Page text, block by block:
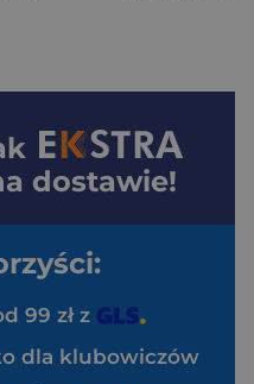
dostawie!
99 zł z
dla klubowiczów